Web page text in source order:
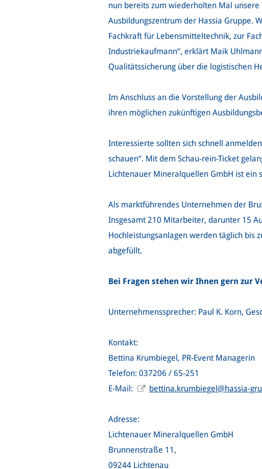
nun bereits zum wiederholten Mal
Ausbildungszentrum der Hassia Gruppe.
Fachkraft für Lebensmitteltechnik, zur
Industriekaufmann“, erklärt Maik
Qualitätssicherung über die logistischen
Im Anschluss an die Vorstellung der
ihren möglichen zukünftigen
Interessierte sollten sich schnell
schauen“. Mit dem Schau-rein-Ticket
Lichtenauer Mineralquellen GmbH ist ein
Als marktführendes Unternehmen der
Insgesamt 210 Mitarbeiter, darunter 15
Hochleistungsanlagen werden täglich
abgefüllt.
Bei Fragen stehen wir Ihnen gern zur
Unternehmenssprecher: Paul K. Korn,
Kontakt:
Bettina Krumbiegel, PR-Event Managerin
Telefon: 037206 / 65-251
E-Mail:
bettina.krumbiegel@hassia-
Adresse:
Lichtenauer Mineralquellen GmbH
Brunnenstraße 11,
09244 Lichtenau